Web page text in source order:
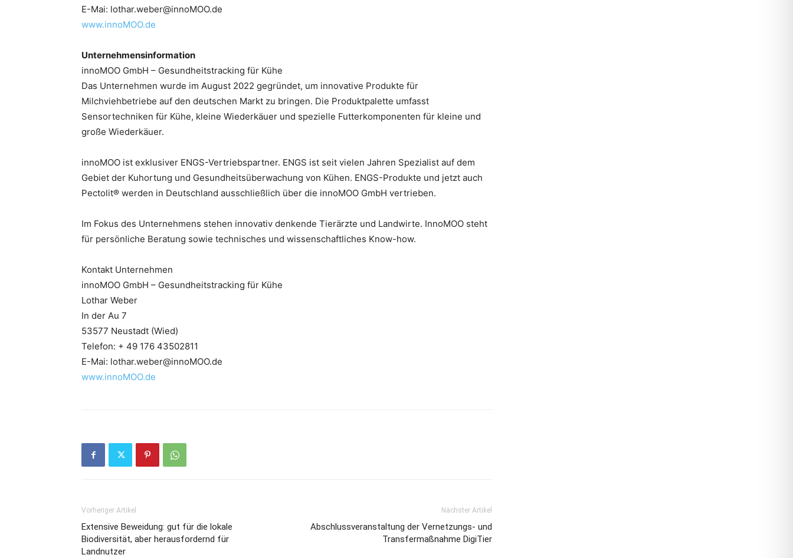
E-Mai: lothar.weber@innoMOO.de
www.innoMOO.de
Unternehmensinformation
innoMOO GmbH – Gesundheitstracking für Kühe
Das Unternehmen wurde im August 2022 gegründet, um innovative Produkte für
Milchviehbetriebe auf den deutschen Markt zu bringen. Die Produktpalette umfasst
Sensortechniken für Kühe, kleine Wiederkäuer und spezielle Futterkomponenten für kleine und
große Wiederkäuer.
innoMOO ist exklusiver ENGS-Vertriebspartner. ENGS ist seit vielen Jahren Spezialist auf dem
Gebiet der Kuhortung und Gesundheitsüberwachung von Kühen. ENGS-Produkte und jetzt auch
Pectolit® werden in Deutschland ausschließlich über die innoMOO GmbH vertrieben.
Im Fokus des Unternehmens stehen innovativ denkende Tierärzte und Landwirte. InnoMOO steht
für persönliche Beratung sowie technisches und wissenschaftliches Know-how.
Kontakt Unternehmen
innoMOO GmbH – Gesundheitstracking für Kühe
Lothar Weber
In der Au 7
53577 Neustadt (Wied)
Telefon: + 49 176 43502811
E-Mai: lothar.weber@innoMOO.de
www.innoMOO.de
Vorheriger Artikel
Extensive Beweidung: gut für die lokale
Biodiversität, aber herausfordernd für
Landnutzer
Nächster Artikel
Abschlussveranstaltung der Vernetzungs- und
Transfermaßnahme DigiTier